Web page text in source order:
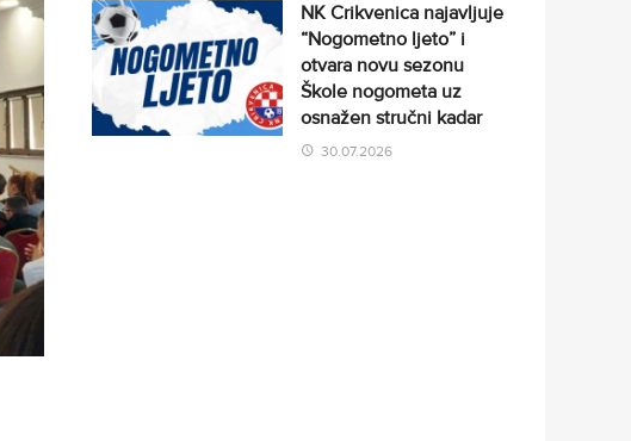
NK Crikvenica najavljuje
“Nogometno ljeto” i
otvara novu sezonu
Škole nogometa uz
osnažen stručni kadar
30.07.2026